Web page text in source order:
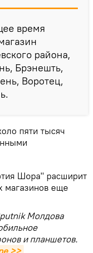
время
района,
Брэнешть,
Воротец,
пяти тысяч
Шора" расширит
магазинов еще
Молдова
и планшетов.